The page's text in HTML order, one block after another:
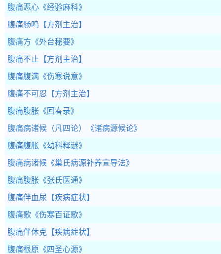
腹痛恶心 《经验麻科》
腹痛肠鸣 【方剂主治】
腹痛方 《外台秘要》
腹痛不止 【方剂主治】
腹痛腹满 《伤寒说意》
腹痛不可忍 【方剂主治】
腹痛腹胀 《回春录》
腹痛病诸候（凡四论） 《诸病源候论》
腹痛腹胀 《幼科释谜》
腹痛病诸候 《巢氏病源补养宣导法》
腹痛腹胀 《张氏医通》
腹痛伴血尿 【疾病症状】
腹痛歌 《伤寒百证歌》
腹痛伴休克 【疾病症状】
腹痛根原 《四圣心源》